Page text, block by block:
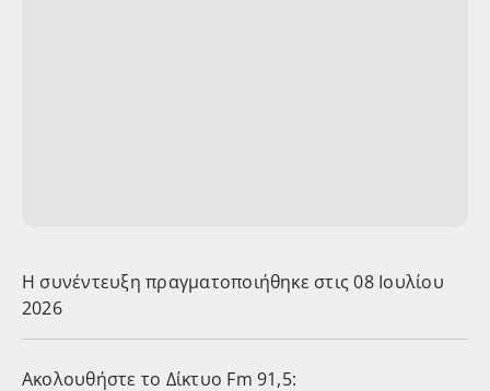
Η συνέντευξη πραγματοποιήθηκε στις 08 Ιουλίου
2026
Ακολουθήστε το Δίκτυο Fm 91,5: